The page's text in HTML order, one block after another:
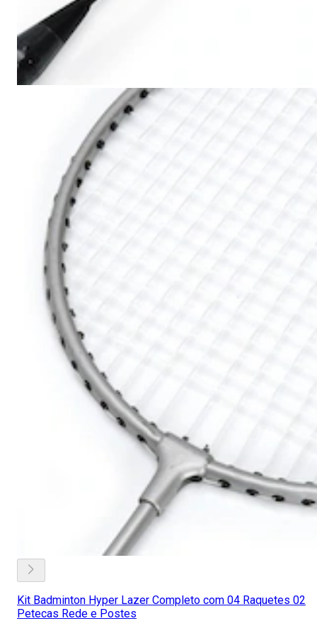
Kit Badminton Hyper Lazer Completo com 04 Raquetes 02
Petecas Rede e Postes